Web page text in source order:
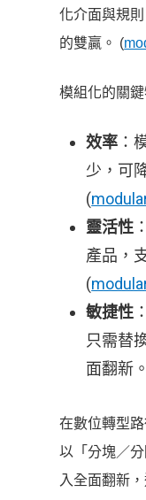
化介面與規
的雙贏。 (
模組化的關鍵
效率 ：
少，可
(
靈活性
產品，
(
敏捷性
只需替
面翻新
在數位轉型
以「分塊／
入全面翻新